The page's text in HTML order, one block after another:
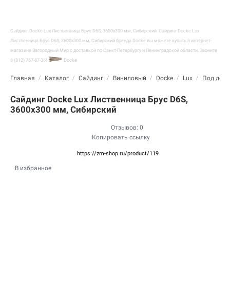
Сайдинг Docke Lux Лиственница Брус D6S, 3600х300 мм, Сибирский Сайдинг Docke Lux
Лиственница Брус D6S, 3600х300 мм, Сибирский бренда Docke вы можете купить в интернет-
магазине Загородный Мир с доставкой по Санкт-Петербургу и Ленинградской области. Звоните
8 (812) 767-87-36!
Docke
Главная / Каталог / Сайдинг / Виниловый / Docke / Lux / Под
Сайдинг Docke Lux Лиственница Брус D6S,
3600х300 мм, Сибирский
Отзывов: 0
Копировать ссылку
https://zm-shop.ru/product/119
В избранное